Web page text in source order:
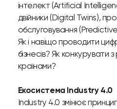
інтелект (Artificial
двійники (Digital Twins),
обслуговування
Як і навіщо проводити
бізнесів? Як конкурувати
країнами?
Екосистема Industry 4.0
Industry 4.0 змінює